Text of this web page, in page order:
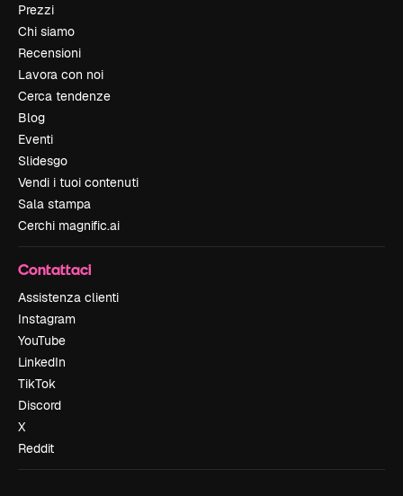
Prezzi
Chi siamo
Recensioni
Lavora con noi
Cerca tendenze
Blog
Eventi
Slidesgo
Vendi i tuoi contenuti
Sala stampa
Cerchi magnific.ai
Contattaci
Assistenza clienti
Instagram
YouTube
LinkedIn
TikTok
Discord
X
Reddit